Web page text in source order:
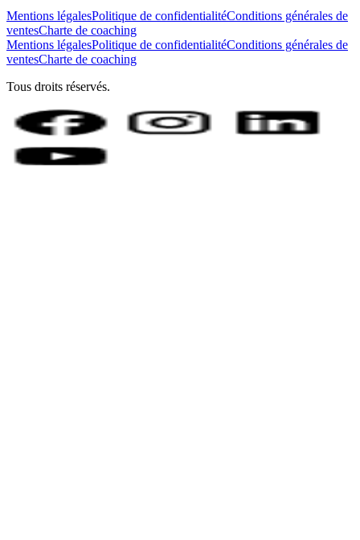
Mentions légalesPolitique de confidentialitéConditions générales de
ventesCharte de coaching
Mentions légalesPolitique de confidentialitéConditions générales de
ventesCharte de coaching
Tous droits réservés.